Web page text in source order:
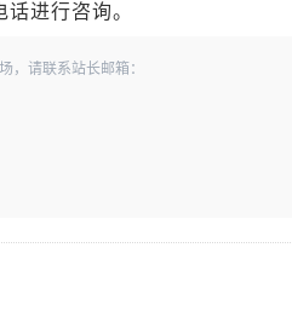
进行咨询。
，请联系站长邮箱：